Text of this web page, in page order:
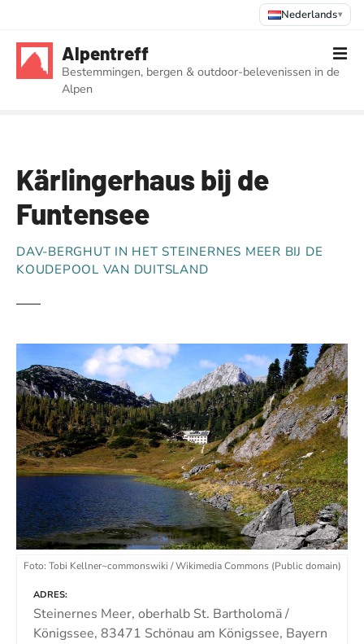
Nederlands▾
Alpentreff
Bestemmingen, bergen & outdoor-belevenissen in de
Alpen
Kärlingerhaus bij de
Funtensee
DAV-BERGHUT IN HET STEINERNES MEER BIJ DE
KOUDEPOOL VAN DUITSLAND
Foto: Tobi Kellner~commonswiki / Wikimedia Commons (Public domain)
ADRES
Steinernes Meer, oberhalb St. Bartholomä /
Königssee, 83471 Schönau am Königssee, Bayern